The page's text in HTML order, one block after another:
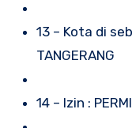
13 – Kota di
TANGERANG
14 – Izin :